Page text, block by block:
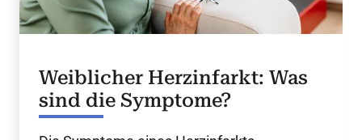
Weiblicher Herzinfarkt: Was
sind die Symptome?